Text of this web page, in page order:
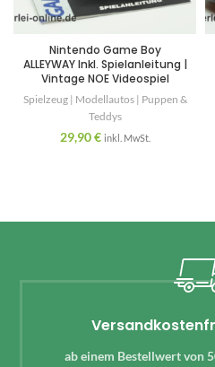
Nintendo Game Boy
ALLEYWAY Inkl. Spielanleitung |
Vintage NOE Videospiel
Spielzeug | Modellautos | Puppen &
Teddys
29,90€ inkl. MwSt.
ab einem Bestellwert von